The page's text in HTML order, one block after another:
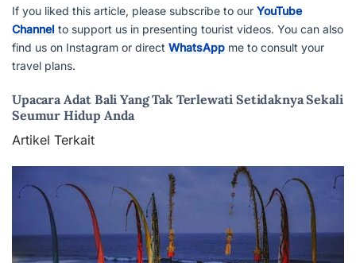
If you liked this article, please subscribe to our YouTube
Channel to support us in presenting tourist videos. You can also
find us on Instagram or direct WhatsApp me to consult your
travel plans.
Upacara Adat Bali Yang Tak Terlewati Setidaknya Sekali
Seumur Hidup Anda
Artikel Terkait